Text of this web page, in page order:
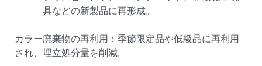
具などの新製品に再形成。
カラー廃棄物の再利用：季節限定品や低級品に再利用
され、埋立処分量を削減。